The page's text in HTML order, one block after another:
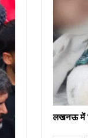
लखनऊ में